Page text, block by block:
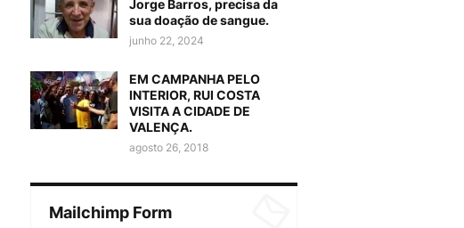
Jorge Barros, precisa da
sua doação de sangue.
junho 22, 2024
EM CAMPANHA PELO
INTERIOR, RUI COSTA
VISITA A CIDADE DE
VALENÇA.
agosto 26, 2018
Mailchimp Form